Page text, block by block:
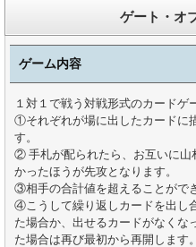
ゲート・オ
ゲーム内容
１対１で戦う対戦形式のカードゲ
①それぞれが場に出したカードに
す。
② 手札が配られたら、お互いに山
かったほうが先攻となります。
③相手の合計値を超えることがで
④こうして繰り返しカードを出し
た場合か、出せるカードがなくな
た場合は再び最初から再開します。